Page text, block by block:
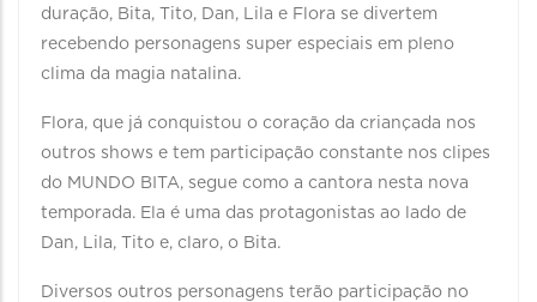
duração, Bita, Tito, Dan, Lila e Flora se divertem
recebendo personagens super especiais em pleno
clima da magia natalina.
Flora, que já conquistou o coração da criançada nos
outros shows e tem participação constante nos clipes
do MUNDO BITA, segue como a cantora nesta nova
temporada. Ela é uma das protagonistas ao lado de
Dan, Lila, Tito e, claro, o Bita.
Diversos outros personagens terão participação no